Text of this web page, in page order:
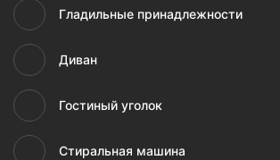
Гладильные принадлежности
Диван
Гостиный уголок
Стиральная машина